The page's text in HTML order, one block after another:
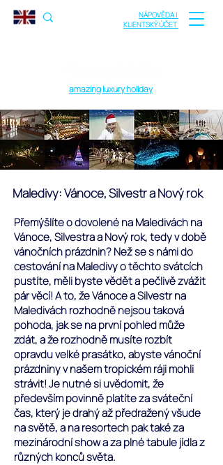
NÁPOVĚDA |
KLIENTSKÝ ÚČET
amazing luxury holiday
Maledivy: Vánoce, Silvestr a Nový rok
Přemýšlíte o dovolené na Maledivách na
Vánoce, Silvestra a Nový rok, tedy v době
vánočních prázdnin?Než se s námi do
cestování na Maledivy o těchto svátcích
pustíte, měli byste vědět a pečlivě zvážit
pár věcí! A to, že Vánoce a Silvestr na
Maledivách rozhodně nejsou taková
pohoda, jak se na první pohled může
zdát, a že rozhodně musíte rozbít
opravdu velké prasátko, abyste vánoční
prázdniny v našem tropickém ráji mohli
strávit! Je nutné si uvědomit, že
především povinně platíte za sváteční
čas, který je drahý až předražený všude
na světě, a na resortech pak také za
mezinárodní show a za plné tabule jídla z
různých konců světa.